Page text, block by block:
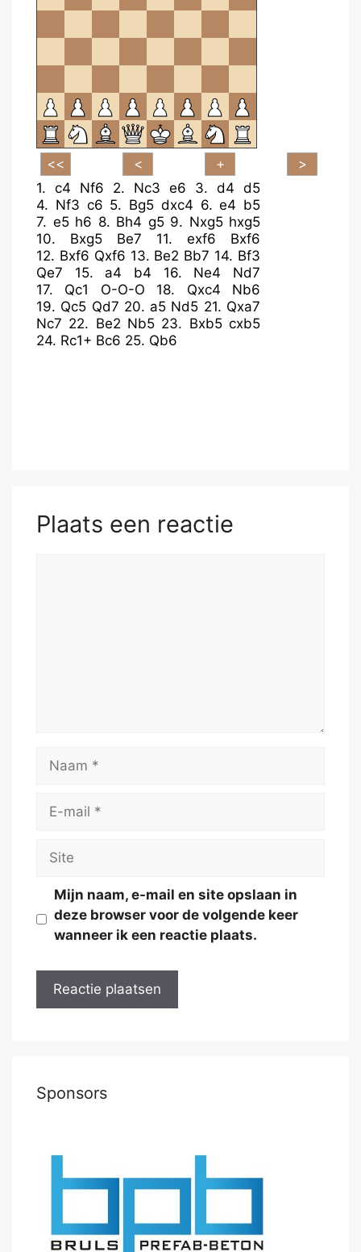
1. c4 Nf6 2. Nc3 e6 3. d4 d5
4. Nf3 c6 5. Bg5 dxc4 6.e4 b5
7. e5 h6 8. Bh4 g5 9. Nxg5 hxg5
10. Bxg5 Be7 11. exf6
Bxf6
12. Bxf6 Qxf6 13. Be2 Bb7 14. Bf3
Qe7
15. a4 b4 16. Ne4
Nd7
17. Qc1 O-O-O 18. Qxc4
Nb6
19. Qc5 Qd7 20. a5 Nd5 21. Qxa7
Nc7 22. Be2 Nb5 23. Bxb5 cxb5
24. Rc1+ Bc6 25. Qb6
Plaats een reactie
Naam
Site
Mijn naam, e-mail en site opslaan in
deze browser voor de volgende keer
wanneer ik een reactie plaats.
Sponsors